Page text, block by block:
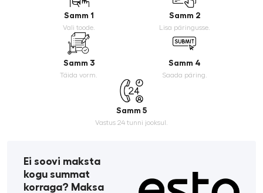
Samm 1
Vali toode.
Samm 2
Lisa päringusse.
Samm 3
Täida vorm.
Samm 4
Saada päring.
Samm 5
Vastus 24 tunni jooksul.
Ei soovi maksta
kogu summat
korraga? Maksa